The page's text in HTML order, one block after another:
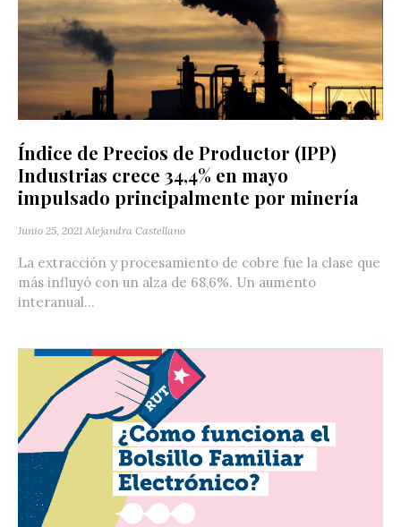
Índice de Precios de Productor (IPP)
Industrias crece 34,4% en mayo
impulsado principalmente por minería
Junio 25, 2021 Alejandra Castellano
La extracción y procesamiento de cobre fue la clase que
más influyó con un alza de 68,6%. Un aumento
interanual...